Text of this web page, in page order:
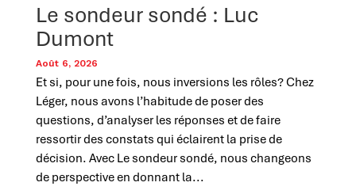
Le sondeur sondé : Luc
Dumont
Août 6, 2026
Et si, pour une fois, nous inversions les rôles? Chez
Léger, nous avons l’habitude de poser des
questions, d’analyser les réponses et de faire
ressortir des constats qui éclairent la prise de
décision. Avec Le sondeur sondé, nous changeons
de perspective en donnant la...